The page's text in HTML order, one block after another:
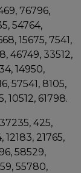
76796,
54764,
15675, 7541,
46749, 33512,
14950,
57541, 8105,
10512, 61798.
425,
12183, 21765,
58529,
55780,